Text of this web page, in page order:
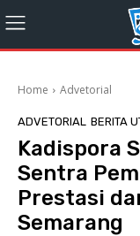
Home Advetorial
ADVETORIAL BERITA
Kadispora
Sentra
Prestasi
Semarang